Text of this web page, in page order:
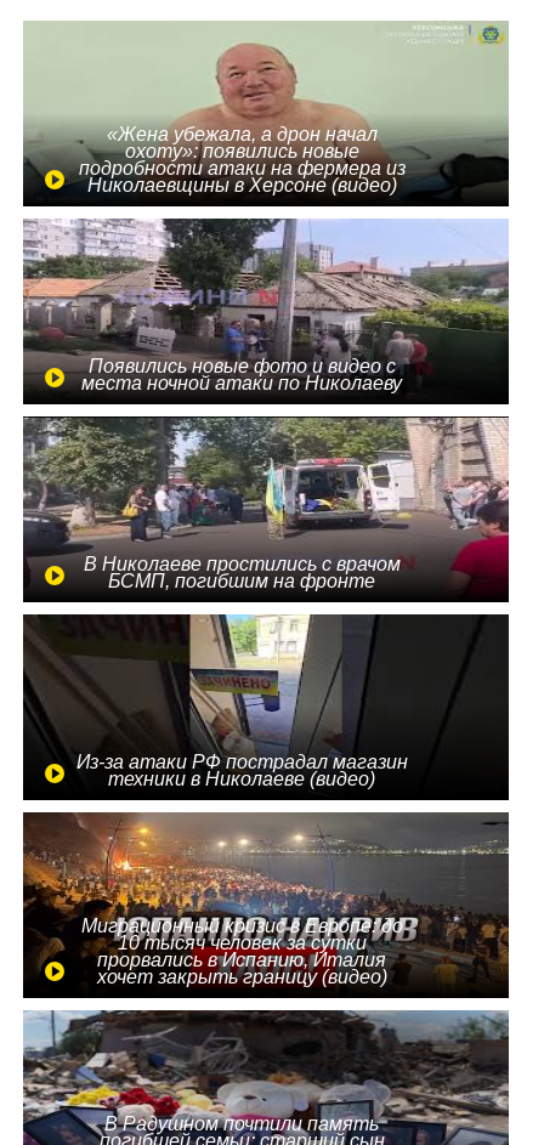
«Жена убежала, а дрон начал
охоту»: появились новые
подробности атаки на фермера из
Николаевщины в Херсоне (видео)
Появились новые фото и видео с
места ночной атаки по Николаеву
В Николаеве простились с врачом
БСМП, погибшим на фронте
Из-за атаки РФ пострадал магазин
техники в Николаеве (видео)
Миграционный кризис в Европе: до
10 тысяч человек за сутки
прорвались в Испанию, Италия
хочет закрыть границу (видео)
В Радушном почтили память
погибшей семьи: старший сын